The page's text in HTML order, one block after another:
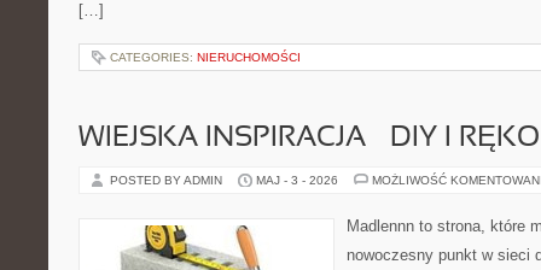
[…]
CATEGORIES: NIERUCHOMOŚCI
WIEJSKA INSPIRACJA – DIY I
POSTED BY ADMIN MAJ - 3 - 2026 MOŻLIWOŚĆ
Madlennn to strona, które
nowoczesny punkt w sieci